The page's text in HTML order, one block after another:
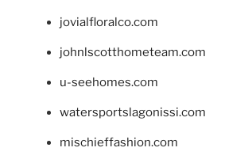
jovialfloralco.com
johnlscotthometeam.com
u-seehomes.com
watersportslagonissi.com
mischieffashion.com